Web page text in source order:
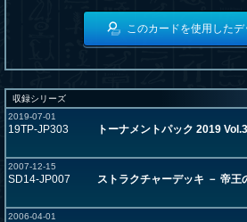
このカードを使用した
収録シリーズ
2019-07-01
19TP-JP303 トーナメントパック 2019 Vol.3
2007-12-15
SD14-JP007 ストラクチャーデッキ － 帝王
2006-04-01